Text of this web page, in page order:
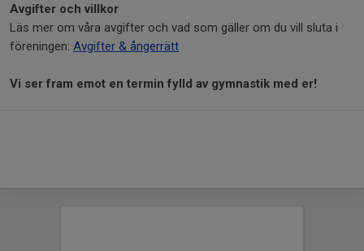
Avgifter och villkor
Läs mer om våra avgifter och vad som gäller om du vill sluta i
föreningen: Avgifter & ångerrätt
Vi ser fram emot en termin fylld av gymnastik med er!